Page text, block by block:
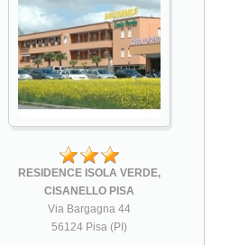
RESIDENCE ISOLA VERDE,
CISANELLO PISA
Via Bargagna 44
56124 Pisa (PI)